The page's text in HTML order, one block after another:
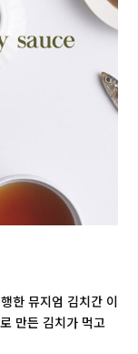
한 뮤지엄 김치간 이
만든 김치가 먹고